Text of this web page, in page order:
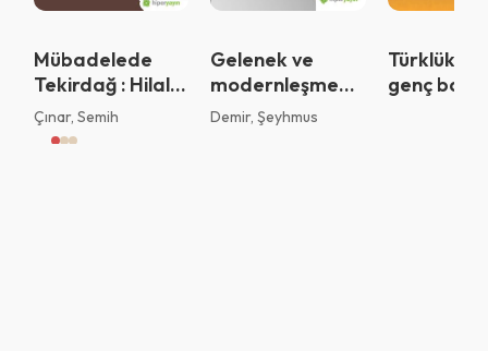
Mübadelede
Tekirdağ : Hilal-i
Ahmer (Kızılay)
Cemiyeti’nin
Çınar, Semih
Gelenek ve
modernleşme
bağlamında
Demir, Şeyhmus
Türklük
genç